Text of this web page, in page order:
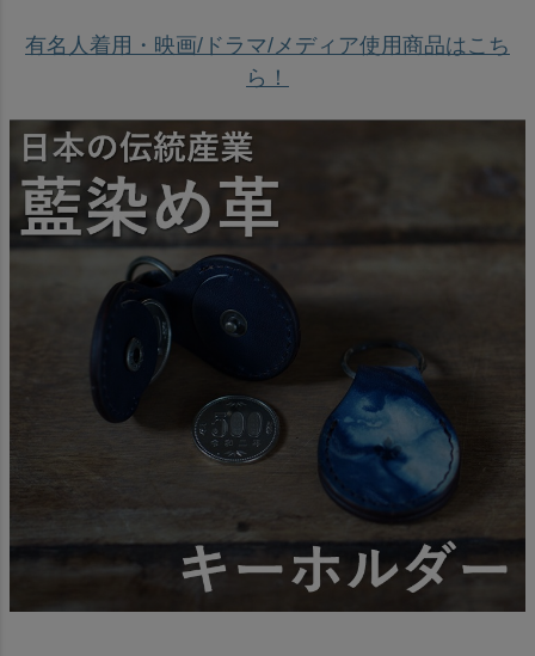
有名人着用・映画/ドラマ/メディア使用商品はこち
ら！